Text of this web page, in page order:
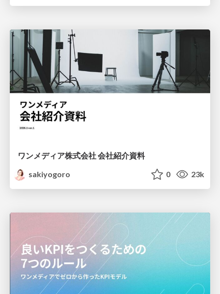
ワンメディア株式会社 会社紹介資料
sakiyogoro
0 23k